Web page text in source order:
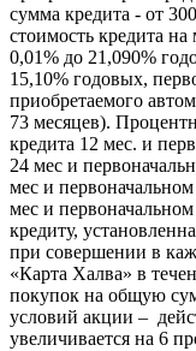
сумма кредита - от
стоимость кредита
0,01% до 21,090%
15,10% годовых,
приобретаемого
73 месяцев).
кредита 12 мес. и
24 мес и
мес и
мес и
кредиту,
при совершении в
«Карта Халва» в
покупок на общую
условий акции –
увеличивается на 6